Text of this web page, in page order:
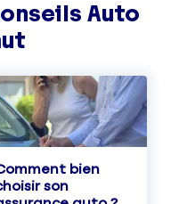
Auto
bien
son